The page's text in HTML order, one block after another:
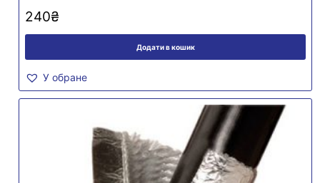
240₴
Додати в кошик
У обране